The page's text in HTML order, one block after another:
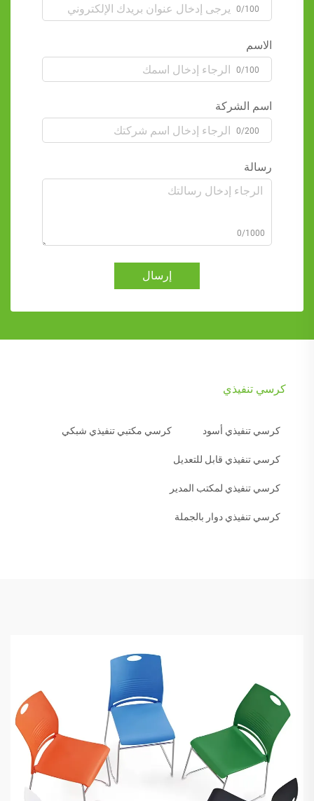
0/100
الاسم
0/100
اسم الشركة
0/200
رسالة
0/1000
إرسال
كرسي تنفيذي
كرسي تنفيذي أسود كرسي مكتبي تنفيذي شبكي
كرسي تنفيذي قابل للتعديل
كرسي تنفيذي لمكتب المدير
كرسي تنفيذي دوار بالجملة